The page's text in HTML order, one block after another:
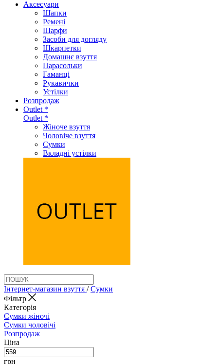
Аксеcуари
Шапки
Ремені
Шарфи
Засоби для догляду
Шкарпетки
Домашнє взуття
Парасольки
Гаманці
Рукавички
Устілки
Розпродаж
Outlet *
Outlet *
Жіноче взуття
Чоловіче взуття
Сумки
Вкладні устілки
Інтернет-магазин взуття / Сумки
Фільтр
Категорія
Сумки жіночі
Сумки чоловічі
Розпродаж
Ціна
грн